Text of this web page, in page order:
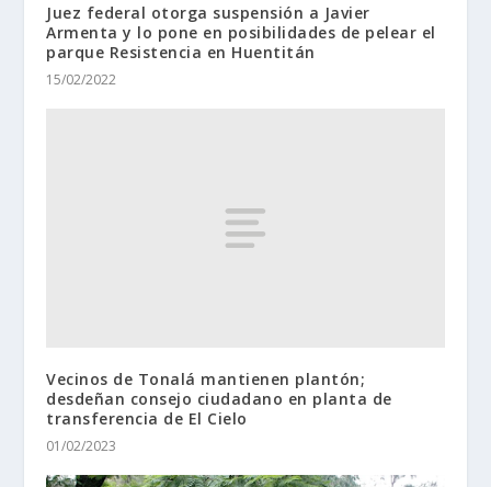
Juez federal otorga suspensión a Javier
Armenta y lo pone en posibilidades de pelear el
parque Resistencia en Huentitán
15/02/2022
Vecinos de Tonalá mantienen plantón;
desdeñan consejo ciudadano en planta de
transferencia de El Cielo
01/02/2023